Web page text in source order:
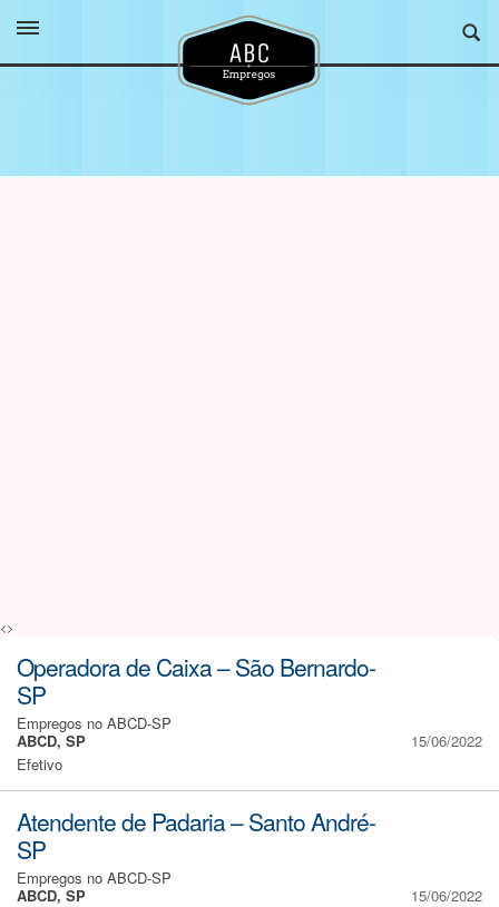
<>
Operadora de Caixa – São Bernardo-
SP
Empregos no ABCD-SP
ABCD, SP
Efetivo
15/06/2022
Atendente de Padaria – Santo André-
SP
Empregos no ABCD-SP
ABCD, SP
15/06/2022